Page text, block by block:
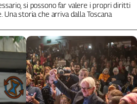
si possono far valere i propri diritti
Una storia che arriva dalla Toscana